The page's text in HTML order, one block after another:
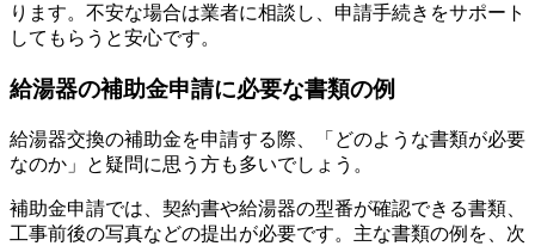
ります。不安な場合は業者に相談し、申請手続きをサポート
してもらうと安心です。
給湯器の補助金申請に必要な書類の例
給湯器交換の補助金を申請する際、「どのような書類が必要
なのか」と疑問に思う方も多いでしょう。
補助金申請では、契約書や給湯器の型番が確認できる書類、
工事前後の写真などの提出が必要です。主な書類の例を、次